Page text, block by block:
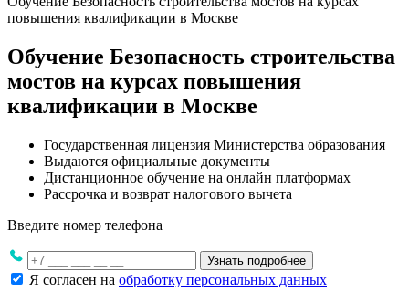
повышения квалификации в Москве
Обучение Безопасность строительства
мостов на курсах повышения
квалификации в Москве
Государственная лицензия Министерства образования
Выдаются официальные документы
Дистанционное обучение на онлайн платформах
Рассрочка и возврат налогового вычета
Введите номер телефона
Узнать подробнее
Я согласен на обработку персональных данных